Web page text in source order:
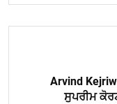
Arvind
ਸੁਪਰੀਮ